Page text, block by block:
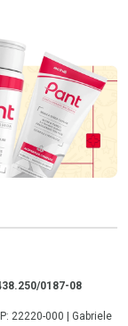
0187-08
22220-000 | Gabriele